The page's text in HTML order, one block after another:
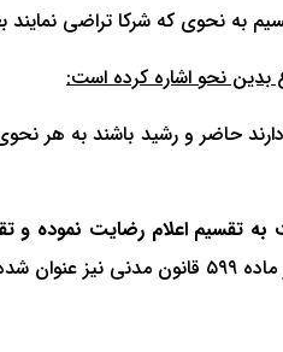
به نحوی که شرکا تراضی
حاضر و رشید باشند به هر نحوی
اعلام رضایت نموده و
شده است.